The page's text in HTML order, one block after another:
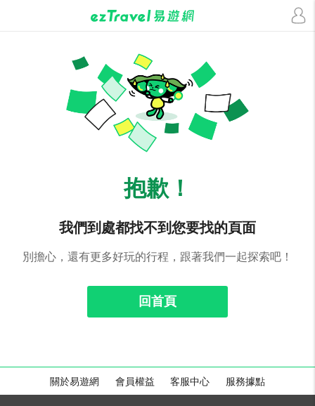
抱歉！
我們到處都找不到您要找的頁面
別擔心，還有更多好玩的行程，跟著我們一起探索吧！
回首頁
關於易遊網 會員權益 客服中心 服務據點